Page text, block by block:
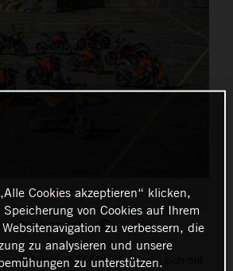
30 YEARS OF DUKE
hat: 10 Bilder
des Modells KTM DUKE lassen sich mit
Cookies akzeptieren“ klicken,
von Cookies auf Ihrem
zu verbessern, die
zu analysieren und unsere
zu unterstützen.